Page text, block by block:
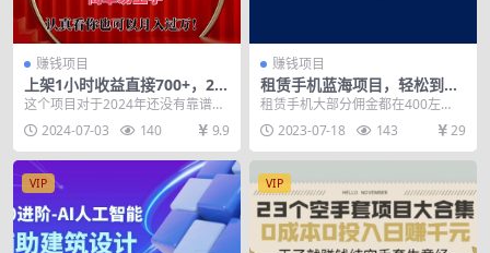
赚钱项目
上架1小时收益直接700+，20
24最新蓝海AI表情包变现项
目，小白也可直接…
这个项目对于2024年还没有靠谱副
业的你来说绝对是一个绝佳的机会
背靠大平台 是...
2024-07-03 140 9.9
赚钱项目
租赁手机蓝海项目，轻松到日
入上千，小白0成本直接上手
租赁手机大部分佣金都在400左
右，这项目可以满足很多群体 1、
需要大量手机临时做...
2023-07-18 143 29
VIP VIP